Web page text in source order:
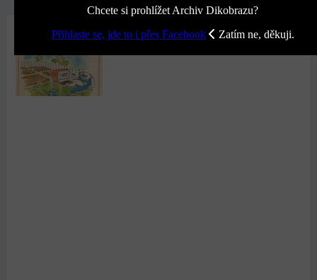
Chcete si prohlížet Archiv Dikobrazu?
Přihlaste se, jde to i přes Facebook
Zatím ne, děkuji.